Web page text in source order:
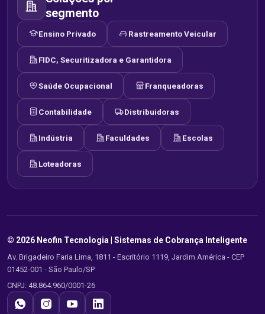
segmento
Ensino Privado Rastreamento Veicular
FIDC, Securitizadora e Garantidora
Saúde Ocupacional Franqueadoras
Contabilidade Distribuidoras
Indústria Faculdades Escolas
Loteadoras
© 2026 Neofin Tecnologia | Sistemas de Cobrança Inteligente
Av. Brigadeiro Faria Lima, 1811 - Escritório 1119, Jardim América - CEP
01452-001 - São Paulo/SP
CNPJ: 48.864.960/0001-26